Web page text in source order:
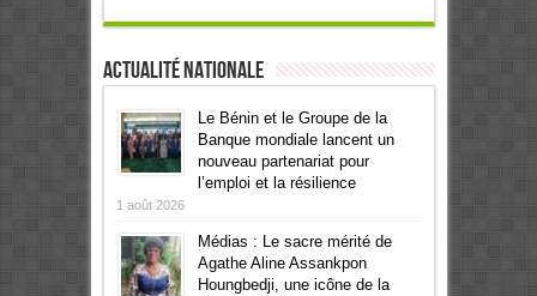
Actualité Nationale
Le Bénin et le Groupe de la
Banque mondiale lancent un
nouveau partenariat pour
l’emploi et la résilience
1 août 2026
Médias : Le sacre mérité de
Agathe Aline Assankpon
Houngbedji, une icône de la